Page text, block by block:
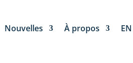
Nouvelles À propos EN